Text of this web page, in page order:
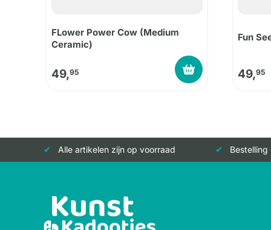
FLower Power Cow (Medium
Ceramic)
49,95
Fun
49,95
Alle artikelen zijn op voorraad